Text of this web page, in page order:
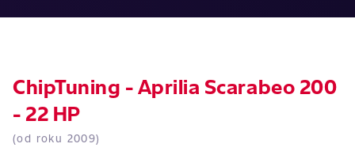
ChipTuning - Aprilia Scarabeo 200
- 22 HP
(od roku 2009)